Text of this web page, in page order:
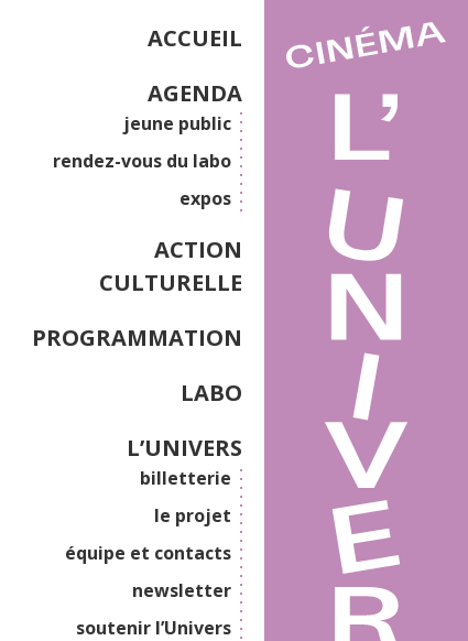
ACCUEIL
AGENDA
jeune public
rendez-vous du labo
expos
ACTION
CULTURELLE
PROGRAMMATION
LABO
L’UNIVERS
billetterie
le projet
équipe et contacts
newsletter
soutenir l’Univers